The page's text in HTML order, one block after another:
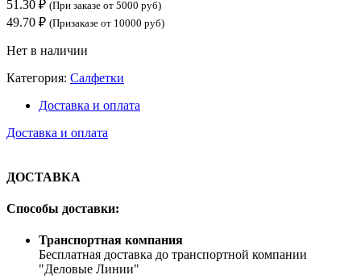
51.30 ₽ (При заказе от 5000 руб)
49.70 ₽ (Призаказе от 10000 руб)
Нет в наличии
Категория: Салфетки
Доставка и оплата
Доставка и оплата
ДОСТАВКА
Способы доставки:
Транспортная компания
Бесплатная доставка до транспортной компании
"Деловые Линии"